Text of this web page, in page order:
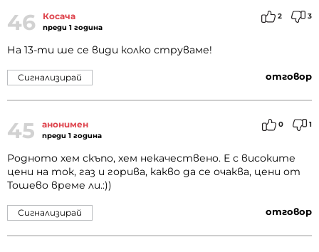
46 Косача
преди 1 година
2 3
На 13-ти ше се види колко струваме!
отговор
Сигнализирай
45 анонимен
преди 1 година
0 1
Родното хем скъпо, хем некачествено. Е с високите
цени на ток, газ и горива, какво да се очаква, цени от
Тошево време ли.:))
отговор
Сигнализирай